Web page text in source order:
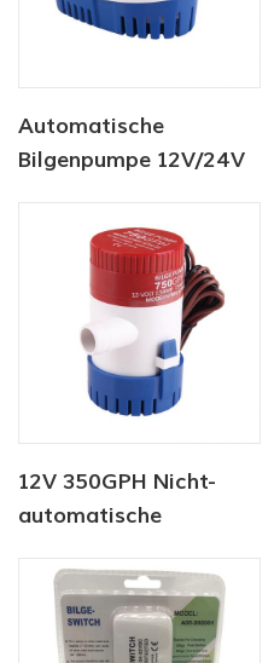
Automatische
Bilgenpumpe 12V/24V
12V 350GPH Nicht-
automatische